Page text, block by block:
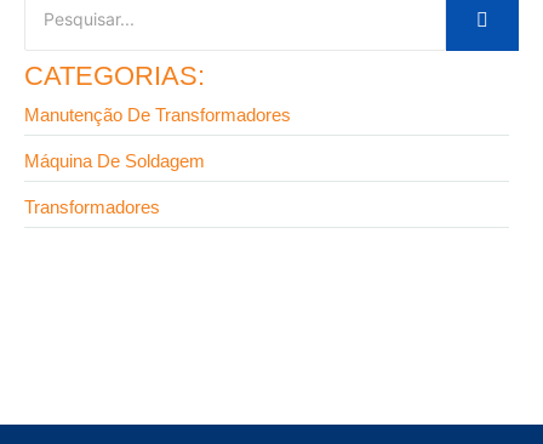
CATEGORIAS:
Manutenção De Transformadores
Máquina De Soldagem
Transformadores